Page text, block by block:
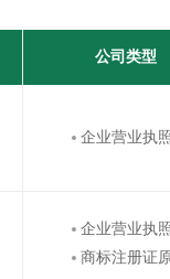
公司类型
企业营业执
企业营业执
商标注册证